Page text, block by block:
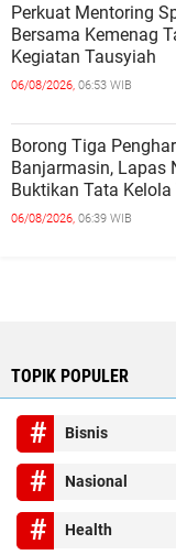
Perkuat Mentoring
Bersama Kemenag
Kegiatan Tausyiah
06/08/2026, 06:53 WIB
Borong Tiga
Banjarmasin, Lapas
Buktikan Tata
06/08/2026, 06:39 WIB
TOPIK POPULER
Bisnis
Nasional
Health